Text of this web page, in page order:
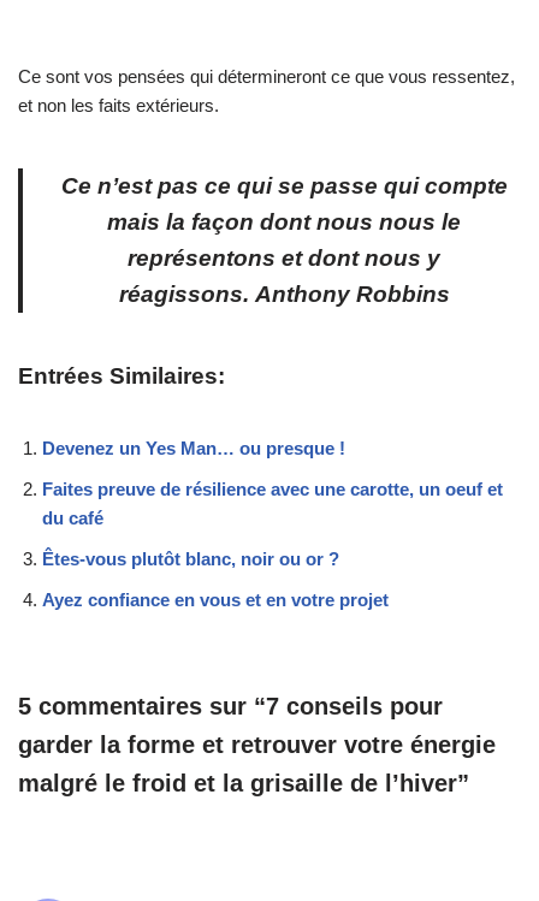
Ce sont vos pensées qui détermineront ce que vous ressentez,
et non les faits extérieurs.
Ce n’est pas ce qui se passe qui compte
mais la façon dont nous nous le
représentons et dont nous y
réagissons. Anthony Robbins
Entrées Similaires:
Devenez un Yes Man… ou presque !
Faites preuve de résilience avec une carotte, un oeuf et
du café
Êtes-vous plutôt blanc, noir ou or ?
Ayez confiance en vous et en votre projet
5 commentaires sur “7 conseils pour
garder la forme et retrouver votre énergie
malgré le froid et la grisaille de l’hiver”